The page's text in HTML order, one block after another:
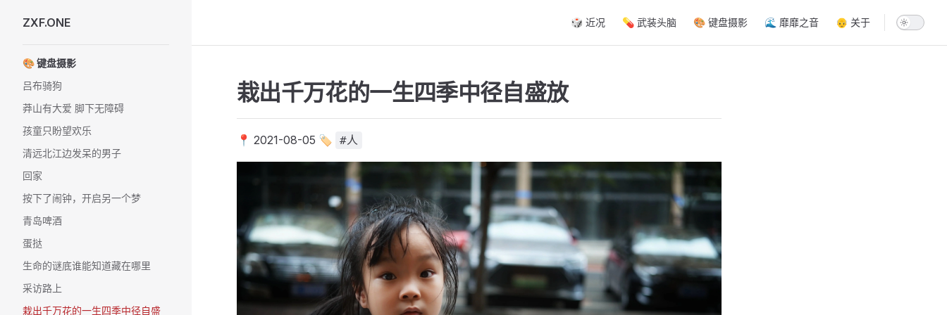
Skip to content
ZXF.ONE 🎲 近况 💊 武装头脑 🎨 键盘摄影 🌊 靡靡之音 👴 关于
🎨 键盘摄影
吕布骑狗
莽山有大爱 脚下无障碍
孩童只盼望欢乐
清远北江边发呆的男子
回家
按下了闹钟，开启另一个梦
青岛啤酒
蛋挞
生命的谜底谁能知道藏在哪里
采访路上
栽出千万花的一生四季中径自盛
栽出千万花的一生四季中径自盛放
📍 2021-08-05 🏷️ #人